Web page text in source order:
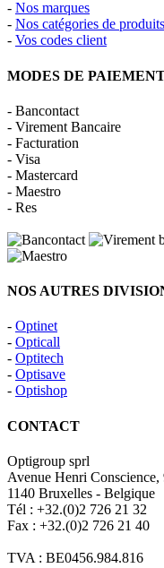
- Nos marques
- Nos catégories de produits
- Vos codes client
MODES DE
- Bancontact
- Virement Bancaire
- Facturation
- Visa
- Mastercard
- Maestro
- Res
NOS AUTRES
- Optinet
- Opticall
- Optitech
- Optisave
- Optishop
CONTACT
Optigroup sprl
Avenue Henri Conscience,
1140 Bruxelles - Belgique
Tél : +32.(0)2 726 21 32
Fax : +32.(0)2 726 21 40
TVA : BE0456.984.816